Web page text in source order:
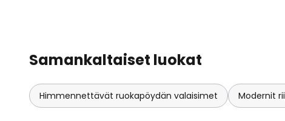
Samankaltaiset luokat
Himmennettävät ruokapöydän valaisimet Modernit